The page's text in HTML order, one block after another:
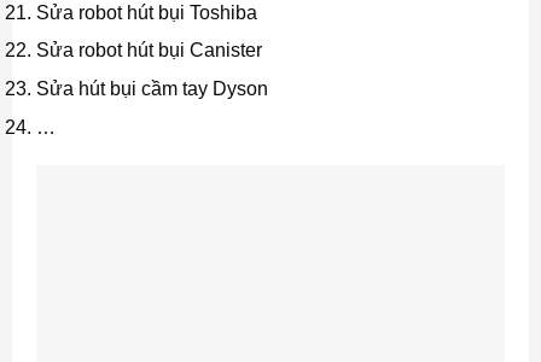
Sửa robot hút bụi Toshiba
Sửa robot hút bụi Canister
Sửa hút bụi cầm tay Dyson
…